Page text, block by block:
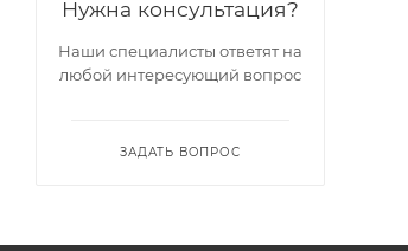
Нужна консультация?
Наши специалисты ответят на
любой интересующий вопрос
ЗАДАТЬ ВОПРОС